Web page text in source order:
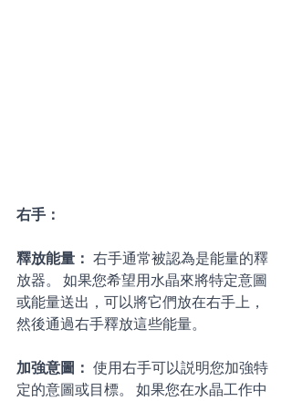
右手：
釋放能量： 右手通常被認為是能量的釋
放器。 如果您希望用水晶來將特定意圖
或能量送出，可以將它們放在右手上，
然後通過右手釋放這些能量。
加強意圖： 使用右手可以説明您加強特
定的意圖或目標。 如果您在水晶工作中